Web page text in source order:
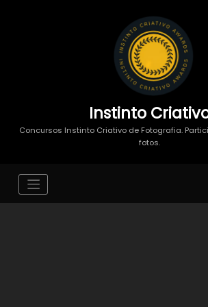
Instinto
Concursos Instinto Criativo de Fotografia.
fotos.